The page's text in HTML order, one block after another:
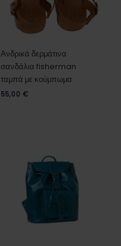
Ανδρικά δερμάτινα
σανδάλια fisherman
ταμπά με κούμπωμα
55,00 €